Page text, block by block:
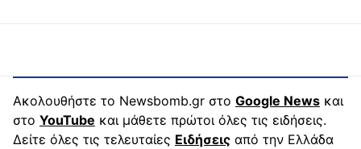
Ακολουθήστε το Newsbomb.gr στο Google News και
στο YouTube και μάθετε πρώτοι όλες τις ειδήσεις.
Δείτε όλες τις τελευταίες Ειδήσεις από την Ελλάδα